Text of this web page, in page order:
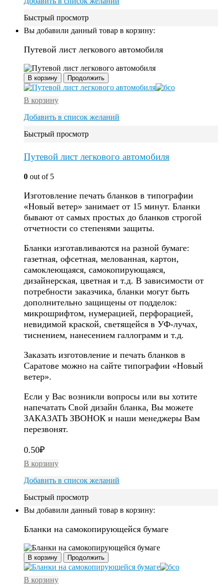
Быстрый просмотр
Вы добавили данный товар в корзину:
Путевой лист легкового автомобиля
В корзину Продолжить
В корзину
Добавить в список желаний
Быстрый просмотр
Путевой лист легкового автомобиля
0 out of 5
Изготовление печать бланков в типографии
«Новый ветер» занимает от 15 минут. Бланки
бывают от самых простых до бланков строгой
отчетности со степенями защиты.
Бланки изготавливаются на разной бумаге:
газетная, офсетная, мелованная, картон,
самоклеющаяся, самокопирующаяся,
дизайнерская, цветная и т.д. В зависимости от
потребности заказчика, бланки могут быть
дополнительно защищены от подделок:
микрошрифтом, нумерацией, перфорацией,
невидимой краской, светящейся в УФ-лучах,
тиснением, нанесением галлограмм и т.д.
Заказать изготовление и печать бланков в
Саратове можно на сайте типографии «Новый
ветер».
Если у Вас возникли вопросы или вы хотите
напечатать Свой дизайн бланка, Вы можете
ЗАКАЗАТЬ ЗВОНОК и наши менеджеры Вам
перезвонят.
0.50₽
В корзину
Добавить в список желаний
Быстрый просмотр
Вы добавили данный товар в корзину:
Бланки на самокопирующейся бумаге
В корзину Продолжить
В корзину